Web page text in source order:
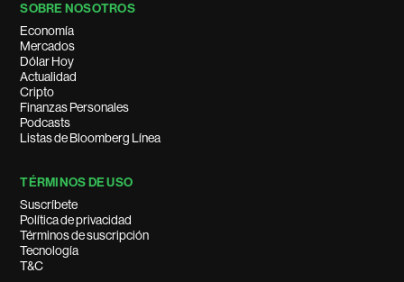
SOBRE NOSOTROS
Economía
Mercados
Dólar Hoy
Actualidad
Cripto
Finanzas Personales
Podcasts
Listas de Bloomberg Línea
TÉRMINOS DE USO
Suscríbete
Política de privacidad
Términos de suscripción
Tecnología
T&C